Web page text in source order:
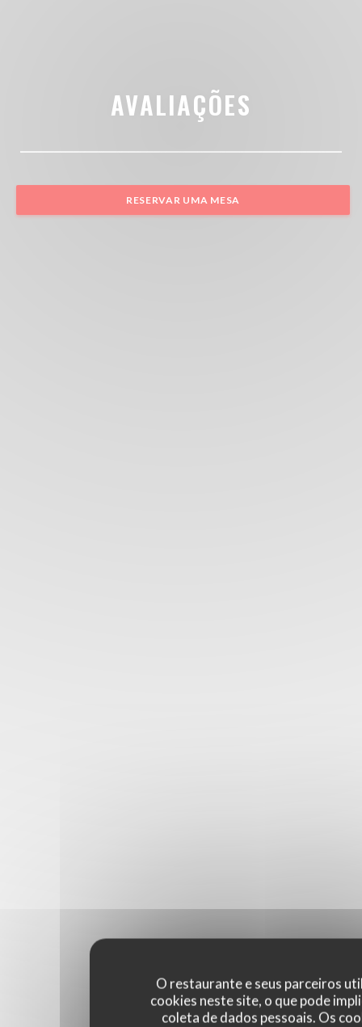
O restaurante e seus parceiros
cookies neste site, o que pode
coleta de dados pessoais. Os
AVALIAÇÕES
RESERVAR UMA MESA